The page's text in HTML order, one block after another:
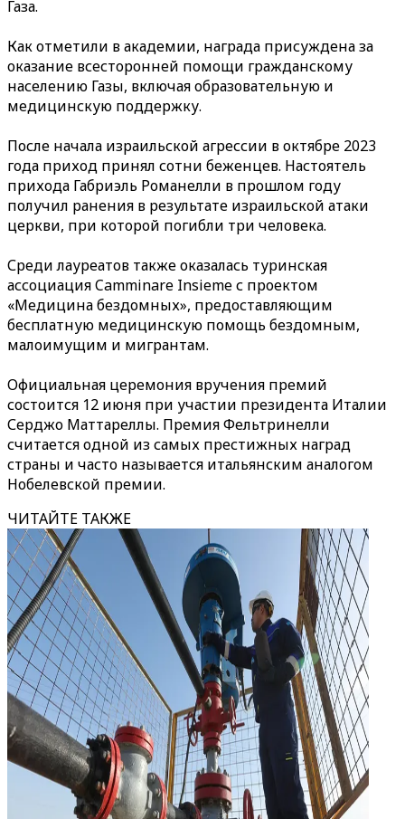
Газа.
Как отметили в академии, награда присуждена за
оказание всесторонней помощи гражданскому
населению Газы, включая образовательную и
медицинскую поддержку.
После начала израильской агрессии в октябре 2023
года приход принял сотни беженцев. Настоятель
прихода Габриэль Романелли в прошлом году
получил ранения в результате израильской атаки
церкви, при которой погибли три человека.
Среди лауреатов также оказалась туринская
ассоциация Camminare Insieme с проектом
«Медицина бездомных», предоставляющим
бесплатную медицинскую помощь бездомным,
малоимущим и мигрантам.
Официальная церемония вручения премий
состоится 12 июня при участии президента Италии
Серджо Маттареллы. Премия Фельтринелли
считается одной из самых престижных наград
страны и часто называется итальянским аналогом
Нобелевской премии.
ЧИТАЙТЕ ТАКЖЕ